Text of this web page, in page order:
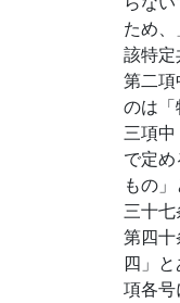
ため
該特
第二
のは
三項
で定
もの
三十七
第四
四」
項各号